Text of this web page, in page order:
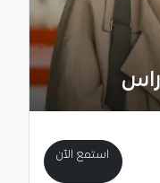
استمع الآن